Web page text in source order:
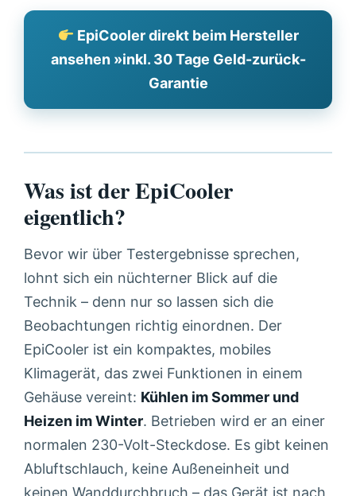
EpiCooler direkt beim Hersteller
ansehen »inkl. 30 Tage Geld-zurück-
Garantie
Was ist der EpiCooler
eigentlich?
Bevor wir über Testergebnisse sprechen,
lohnt sich ein nüchterner Blick auf die
Technik – denn nur so lassen sich die
Beobachtungen richtig einordnen. Der
EpiCooler ist ein kompaktes, mobiles
Klimagerät, das zwei Funktionen in einem
Gehäuse vereint: Kühlen im Sommer und
Heizen im Winter. Betrieben wird er an einer
normalen 230-Volt-Steckdose. Es gibt keinen
Abluftschlauch, keine Außeneinheit und
keinen Wanddurchbruch – das Gerät ist nach